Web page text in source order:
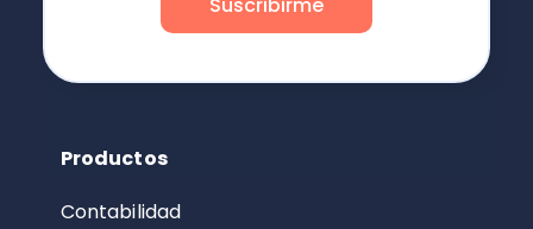
Productos
Contabilidad